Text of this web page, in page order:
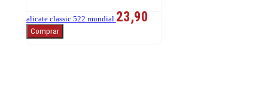
alicate classic 522 mundial 23,90
Comprar